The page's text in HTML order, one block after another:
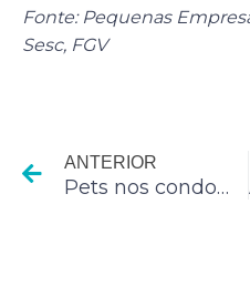
Fonte: Pequenas
Sesc, FGV
ANTERIOR
Pets nos condomínios: a importância de manter áreas comuns limpas